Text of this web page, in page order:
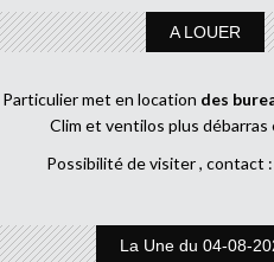
A LOUER
Particulier met en location des
Clim et ventilos plus débarras
Possibilité de visiter , contact :
La Une du 04-08-